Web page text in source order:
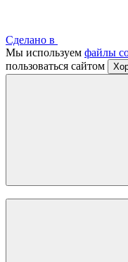
Сделано в
Мы используем файлы
пользоваться сайтом